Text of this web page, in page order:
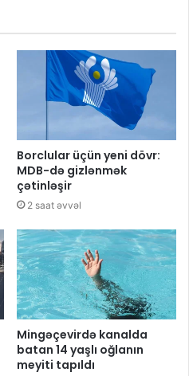
Borclular üçün yeni dövr:
MDB-də gizlənmək
çətinləşir
2 saat əvvəl
Mingəçevirdə kanalda
batan 14 yaşlı oğlanın
meyiti tapıldı